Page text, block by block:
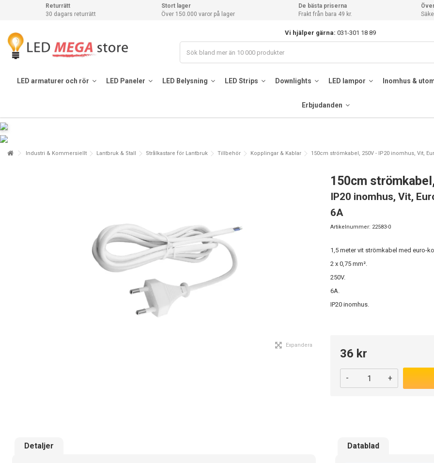
Returrätt
30 dagars returrätt
Stort lager
Över 150.000 varor på lager
De bästa priserna
Frakt från bara 49 kr.
Vi hjälper gärna: 031-301 18 89
LED armaturer och rör LED Paneler LED Belysning LED Strips Downlights LED lampor Inomhus &
Erbjudanden
Industri & Kommersiellt Lantbruk & Stall Strålkastare för Lantbruk Tillbehör Kopplingar & Kablar 150cm strömkabel, 250V - IP20 inomhus, Vit,
Expandera
150cm
IP20 inomhus, Vit,
6A
Artikelnummer: 22583-0
1,5 meter vit strömkabel med euro-
2 x 0,75 mm².
250V.
6A.
IP20 inomhus.
36 kr
- +
Detaljer Datablad